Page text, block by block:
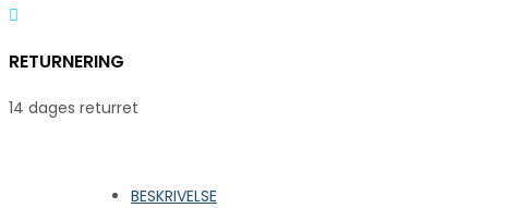
RETURNERING
14 dages returret
BESKRIVELSE